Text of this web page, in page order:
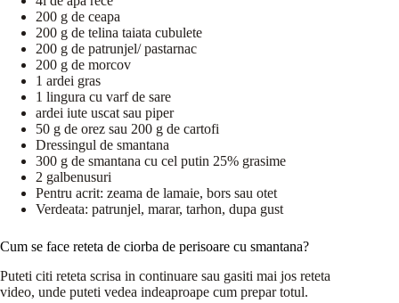
200 g de ceapa
200 g de telina taiata cubulete
200 g de patrunjel/ pastarnac
200 g de morcov
1 ardei gras
1 lingura cu varf de sare
ardei iute uscat sau piper
50 g de orez sau 200 g de cartofi
Dressingul de smantana
300 g de smantana cu cel putin 25% grasime
2 galbenusuri
Pentru acrit: zeama de lamaie, bors sau otet
Verdeata: patrunjel, marar, tarhon, dupa gust
Cum se face reteta de ciorba de perisoare cu smantana?
Puteti citi reteta scrisa in continuare sau gasiti mai jos reteta
video, unde puteti vedea indeaproape cum prepar totul.